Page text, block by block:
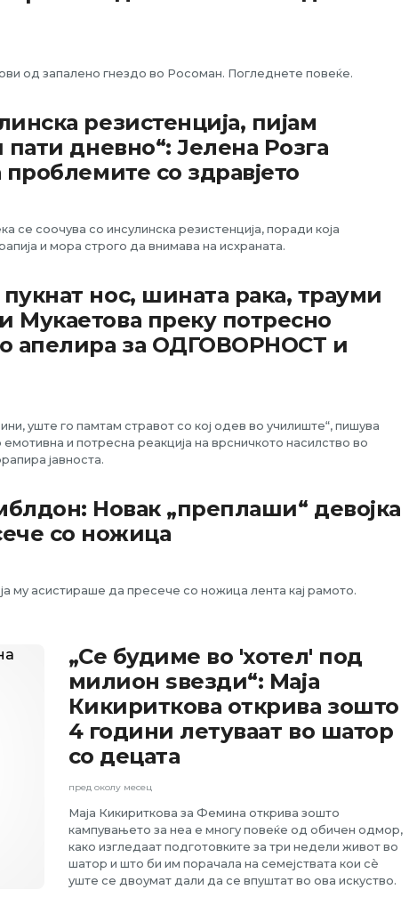
од запалено гнездо во Росоман. Погледнете повеќе.
резистенција, пијам
пати дневно“: Јелена Розга
проблемите со здравјето
се соочува со инсулинска резистенција, поради која
и мора строго да внимава на исхраната.
нос, шината рака, трауми
Мукаетова преку потресно
апелира за ОДГОВОРНОСТ и
уште го памтам стравот со кој одев во училиште“, пишува
и потресна реакција на врсничкото насилство во
јавноста.
Новак „преплаши“ девојка
со ножица
му асистираше да пресече со ножица лента кај рамото.
„Се будиме во 'хотел' под
милион ѕвезди“: Маја
Кикириткова открива зошто
4 години летуваат во шатор
со децата
пред околу месец
Маја Кикириткова за Фемина открива зошто
кампувањето за неа е многу повеќе од обичен одмор,
како изгледаат подготовките за три недели живот во
шатор и што би им порачала на семејствата кои сè
уште се двоумат дали да се впуштат во ова искуство.